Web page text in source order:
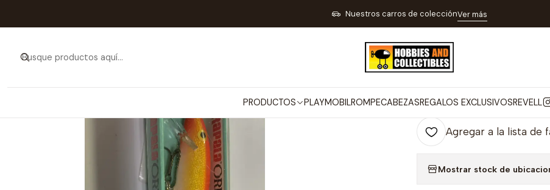
PRODUCTOS PLAYMOBILROMPECABEZASREGALOS EXCLUSIVOSREVELL
Nuestros carros de colecciónVer más
ARTÍCULOS PARA TIRO DEPORTIVO PESCA Y CAMPING ARTÍCULOS PARA PESCA
|
Rapala
Cantidad
Agregar a la lista de
Mostrar stock de